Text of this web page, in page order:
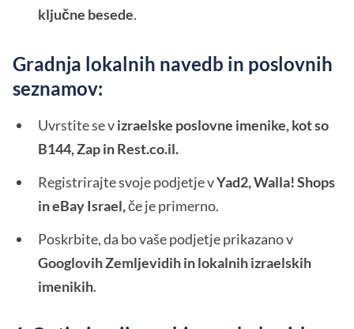
ključne besede.
Gradnja lokalnih navedb in poslovnih
seznamov:
Uvrstite se vizraelske poslovne imenike, kot so
B144, Zap in Rest.co.il.
Registrirajte svoje podjetje vYad2, Walla! Shops
in eBay Israel,če je primerno.
Poskrbite, da bo vaše podjetje prikazano v
Googlovih Zemljevidih in lokalnih izraelskih
imenikih.